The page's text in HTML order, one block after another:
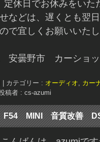
定休日でお休みをいた
などは、遅くとも翌
で宜しくお願いいた
安曇野市 カーショッ
カテゴリー : オーディオ, カー
稿者 : cs-azumi
F54 MINI 音質改善